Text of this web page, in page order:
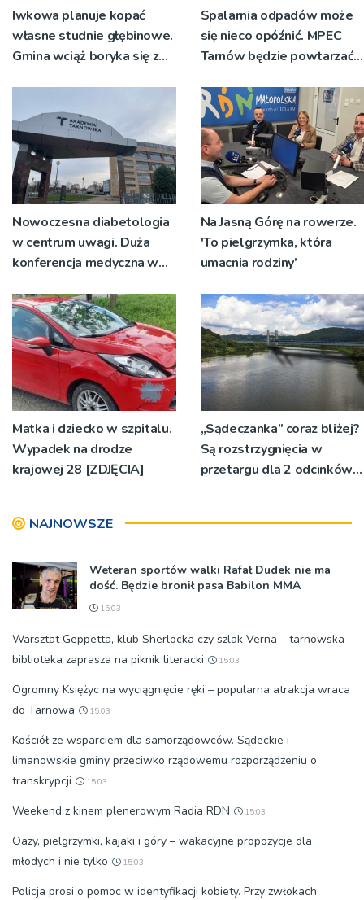
Iwkowa planuje kopać
własne studnie głębinowe.
Gmina wciąż boryka się z
Spalarnia odpadów może
się nieco opóźnić. MPEC
Tarnów będzie powtarzać
Nowoczesna diabetologia
w centrum uwagi. Duża
konferencja medyczna w
Na Jasną Górę na rowerze.
'To pielgrzymka, która
umacnia rodziny’
Matka i dziecko w szpitalu.
Wypadek na drodze
krajowej 28 [ZDJĘCIA]
„Sądeczanka” coraz bliżej?
Są rozstrzygnięcia w
przetargu dla 2 odcinków
NAJNOWSZE
Weteran sportów walki Rafał Dudek nie ma
dość. Będzie bronił pasa Babilon MMA
15:03
Warsztat Geppetta, klub Sherlocka czy szlak Verna – tarnowska
biblioteka zaprasza na piknik literacki
15:03
Ogromny Księżyc na wyciągnięcie ręki – popularna atrakcja wraca
do Tarnowa
15:03
Kościół ze wsparciem dla samorządowców. Sądeckie i
limanowskie gminy przeciwko rządowemu rozporządzeniu o
transkrypcji
15:03
Weekend z kinem plenerowym Radia RDN 15:03
Oazy, pielgrzymki, kajaki i góry – wakacyjne propozycje dla
młodych i nie tylko
15:03
Policja prosi o pomoc w identyfikacji kobiety. Przy zwłokach